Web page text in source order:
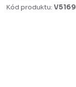
Kód produktu: V5169